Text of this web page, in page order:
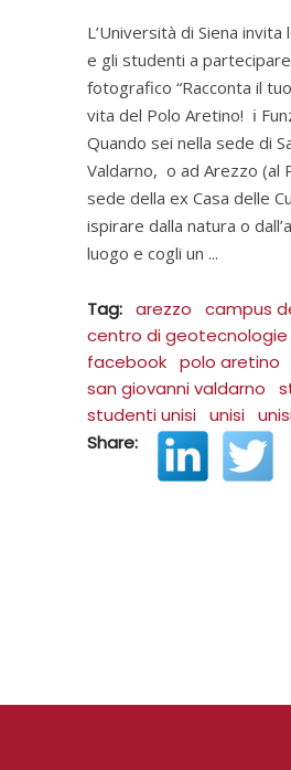
L’Università di Siena
e gli studenti a
fotografico “Racconta il
vita del Polo Aretino! ℹ
Quando sei nella sede di
Valdarno, o ad Arezzo (al
sede della ex Casa delle
ispirare dalla natura o
luogo e cogli un
Tag: arezzo
campus
centro di geotecnologie
facebook polo aretino
san giovanni valdarno
studenti unisi unisi
Share: